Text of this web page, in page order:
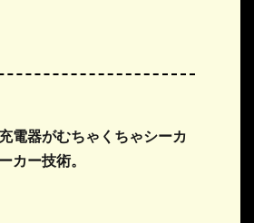
電器がむちゃくちゃシーカ
カー技術。